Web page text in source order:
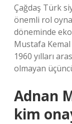
Çağdaş Türk
önemli rol
döneminde
Mustafa
1960 yılları
olmayan
Adnan
kim